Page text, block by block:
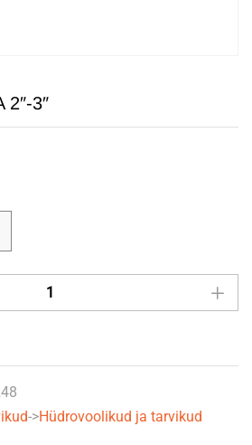
2″-3″
->Hüdrovoolikud ja tarvikud